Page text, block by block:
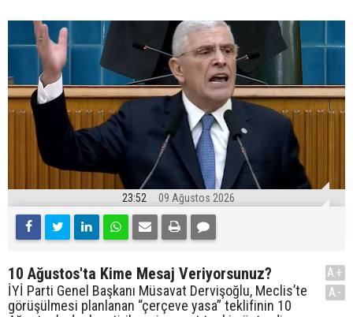
23:52 09 Ağustos 2026
10 Ağustos'ta Kime Mesaj Veriyorsunuz?
İYİ Parti Genel Başkanı Müsavat Dervişoğlu, Meclis’te
görüşülmesi planlanan “çerçeve yasa” teklifinin 10
A+
A-